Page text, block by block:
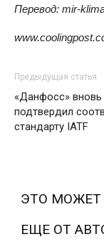
Перевод: mir-
www.coolingpost.
Предыдущая статья
«Данфосс» вновь
подтвердил
стандарту IATF
ЭТО МОЖЕТ
ЕЩЕ ОТ